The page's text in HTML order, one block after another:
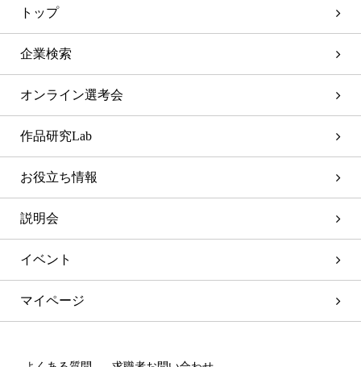
トップ
企業検索
オンライン選考会
作品研究Lab
お役立ち情報
説明会
イベント
マイページ